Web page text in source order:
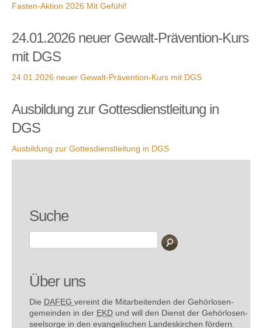
Fasten-Aktion 2026 Mit Gefühl!
24.01.2026 neuer Gewalt-Prävention-Kurs
mit DGS
24.01.2026 neuer Gewalt-Prävention-Kurs mit DGS
Ausbildung zur Gottesdienstleitung in
DGS
Ausbildung zur Gottesdienstleitung in DGS
Suche
Über uns
Die DAFEG vereint die Mitarbeitenden der Gehör­losen­
gemeinden in der EKD und will den Dienst der Gehör­losen­
seel­sorge in den evange­lischen Landes­kirchen fördern.